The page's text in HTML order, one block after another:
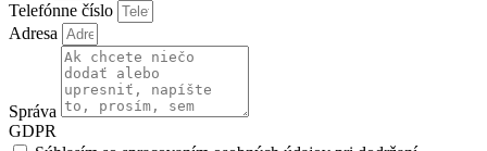
Telefónne číslo
Adresa
Správa
GDPR